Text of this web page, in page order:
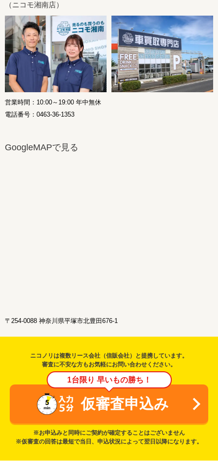
（ニコモ湘南店）
営業時間：10:00～19:00 年中無休
電話番号：0463-36-1353
GoogleMAPで見る
〒254-0088 神奈川県平塚市北豊田676-1
ニコノリは複数リース会社（信販会社）と提携しています。
審査に不安な方もお気軽にお問い合わせください。
1台限り 早いもの勝ち！
仮審査申込み
※お申込みと同時にご契約が確定することはございません
※仮審査の回答は最短で当日、申込状況によって翌日以降になります。